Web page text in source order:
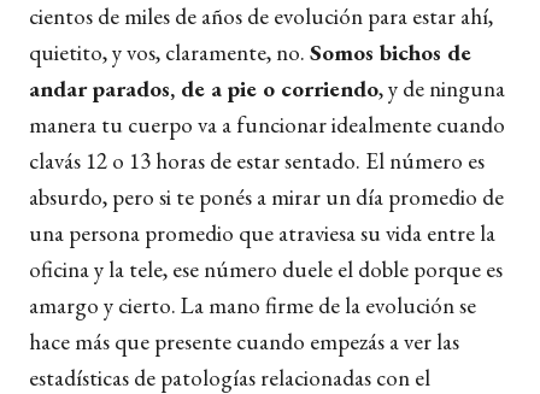
cientos de miles de años de evolución para estar ahí,
quietito, y vos, claramente, no. Somos bichos de
andar parados, de a pie o corriendo, y de ninguna
manera tu cuerpo va a funcionar idealmente cuando
clavás 12 o 13 horas de estar sentado. El número es
absurdo, pero si te ponés a mirar un día promedio de
una persona promedio que atraviesa su vida entre la
oficina y la tele, ese número duele el doble porque es
amargo y cierto. La mano firme de la evolución se
hace más que presente cuando empezás a ver las
estadísticas de patologías relacionadas con el